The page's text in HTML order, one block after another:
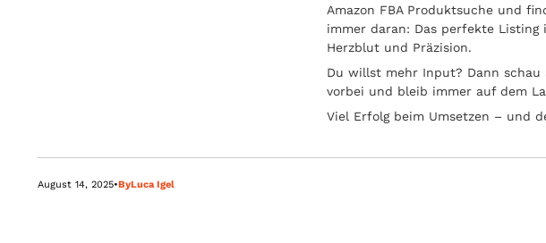
Amazon FBA Produktsuche und
immer daran: Das perfekte
Herzblut und Präzision.
Du willst mehr Input? Dann schau
vorbei und bleib immer auf dem
Viel Erfolg beim Umsetzen – und
August 14, 2025•ByLuca Igel